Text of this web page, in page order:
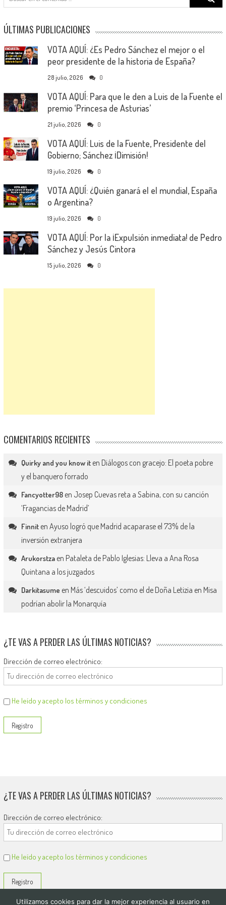
for:
ÚLTIMAS PUBLICACIONES
VOTA AQUÍ: ¿Es Pedro Sánchez el mejor o el
peor presidente de la historia de España?
28 julio, 2026 0
VOTA AQUÍ: Para que le den a Luis de la Fuente el
premio ‘Princesa de Asturias’
21 julio, 2026 0
VOTA AQUÍ: Luis de la Fuente, Presidente del
Gobierno; Sánchez ¡Dimisión!
19 julio, 2026 0
VOTA AQUÍ: ¿Quién ganará el el mundial, España
o Argentina?
19 julio, 2026 0
VOTA AQUÍ: Por la ¡Expulsión inmediata! de Pedro
Sánchez y Jesús Cintora
15 julio, 2026 0
COMENTARIOS RECIENTES
Quirky and you know iten Diálogos con gracejo: El poeta pobre
y el banquero forrado
Fancyotter98en Josep Cuevas reta a Sabina, con su canción
‘Fragancias de Madrid’
Finniten Ayuso logró que Madrid acaparase el 73% de la
inversión extranjera
Arukorstzaen Pataleta de Pablo Iglesias: Lleva a Ana Rosa
Quintana a los juzgados
Darkitasume en Más ‘descuidos’ como el de Doña Letizia en Misa
podrían abolir la Monarquía
¿TE VAS A PERDER LAS ÚLTIMAS NOTICIAS?
Dirección de correo electrónico:
He leído y acepto los términos y condiciones
¿TE VAS A PERDER LAS ÚLTIMAS NOTICIAS?
Dirección de correo electrónico:
He leído y acepto los términos y condiciones
Utilizamos cookies para dar la mejor experiencia al usuario en